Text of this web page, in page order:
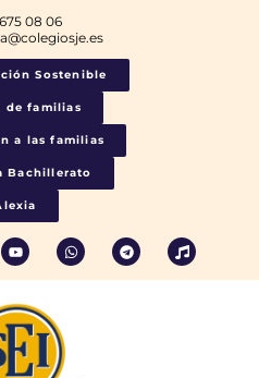
08 06
Sostenible
de familias
a las familias
Bachillerato